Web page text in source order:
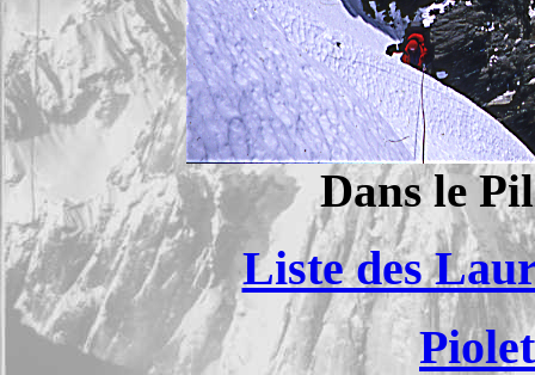
Dans le
Liste des